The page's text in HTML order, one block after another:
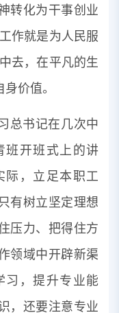
转化为干事创业
作就是为人民服
去，在平凡的生
价值。
总书记在几次中
班开班式上的讲
际，立足本职工
有树立坚定理想
压力、把得住方
领域中开辟新渠
习，提升专业能
，还要注意专业